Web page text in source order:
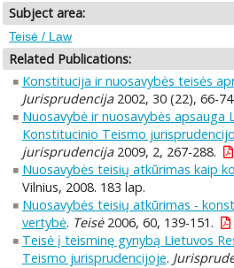
Subject area:
Teisė / Law
Related Publications:
Konstitucija ir nuosavybės teisės
Jurisprudencija2002, 30 (22), 66-74.
Nuosavybė ir nuosavybės apsauga
Konstitucinio Teismo
jurisprudencija2009, 2, 267-288.
Nuosavybės teisių atkūrimas kaip
Vilnius, 2008. 183 lap.
Nuosavybės teisių atkūrimas -
vertybė. Teisė2006, 60, 139-151.
Teisė į teisminę gynybą Lietuvos
Teismo jurisprudencijoje.